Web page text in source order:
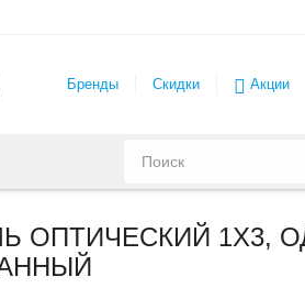
Бренды Скидки Акции
ОПТИЧЕСКИЙ 1Х3,